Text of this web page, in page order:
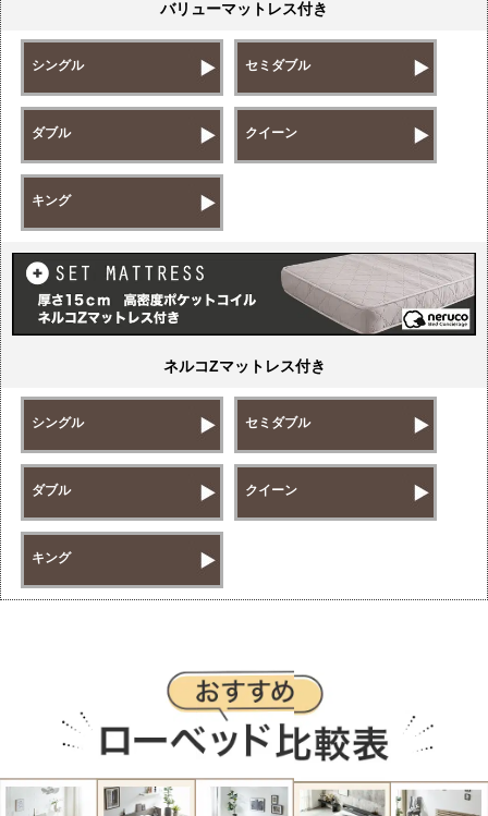
バリューマットレス付き
シングル セミダブル
ダブル クイーン
キング
ネルコZマットレス付き
シングル セミダブル
ダブル クイーン
キング